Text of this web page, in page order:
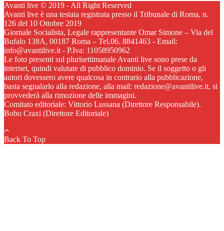
Avanti live © 2019 - All Right Reserved
Avanti live è una testata registrata presso il Tribunale di Roma, n.
126 del 10 Ottobre 2019
Giornale Socialista, Legale rappresentante Omar Simone – Via del
Bufalo 138A, 00187 Roma – Tel.06. 8841463 - Email:
info@avantilive.it - P.Iva: 11058950962
Le foto presenti sul plurisettimanale Avanti live sono prese da
internet, quindi valutate di pubblico dominio. Se il soggetto o gli
autori dovessero avere qualcosa in contrario alla pubblicazione,
basta segnalarlo alla redazione, alla mail: redazione@avantilive.it, si
provvederà alla rimozione delle immagini.
Comitato editoriale: Vittorio Lussana (Direttore Responsabile).
Bobo Craxi (Direttore Editoriale)
Back To Top